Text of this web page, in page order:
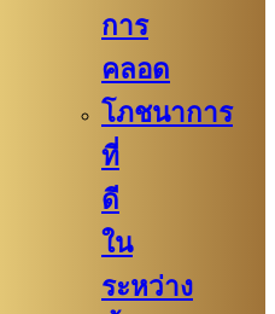
การ
คลอด
โภชนาการ
ที่
ดี
ใน
ระหว่าง